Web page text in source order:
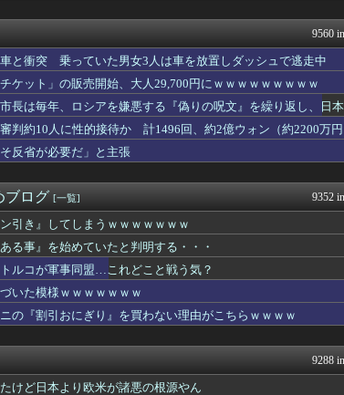
を内側から核爆破する地球防衛策
イ「ほ～い購入ｗ」
投資ち
やらかし患者を植物状態に・・・お前らの...
オレ的ゲ
アルフ
2026年度準公金事業に選ばれてい...
モナニ
本売り」危機 高市政権「悲願」に固執
黒マッ
「何度も何度も追突され…何が目的か本当...
みそパン
惑＝韓国ネット「信じられない」「要求し...
国難に
」に気づかず任天堂に修正させてしまう
筋トレ中に「寝たほうが良い」と言われ...
アルフ
決、ネット「死刑でいい」と激怒
定着させる」 →国家公務員月給3.51...
日本第
クシェア｣､奈良･広島･鹿児島でサー...
理想ち
ト還元」セール！10,801円分返...
本が大嫌い 日本人の思考・性格が嫌い...
ｗｗｗｗｗ
NEWSま
なければ露侵攻なかった」 湯崎前県知事...
海兵隊を空撮！
軍事・
山で修行しただけの子供達があんなに強...
、5年連続で増加 過去最多ペースで推移...
9560
車と衝突 乗っていた男女3人は車を放置しダッシュで逃走中
ケット」の販売開始、大人29,700円にｗｗｗｗｗｗｗｗｗ
長は毎年、ロシアを嫌悪する『偽りの呪文』を繰り返し、日
判約10人に性的接待か 計1496回、約2億ウォン（約2200万円
反省が必要だ」と主張
ブログ [一覧] 9352
引き』してしまうｗｗｗｗｗｗｗ
る事』を始めていたと判明する・・・
ルコが軍事同盟…これどこと戦う気？
いた模様ｗｗｗｗｗｗｗ
の『割引おにぎり』を買わない理由がこちらｗｗｗｗ
9288
けど日本より欧米が諸悪の根源やん